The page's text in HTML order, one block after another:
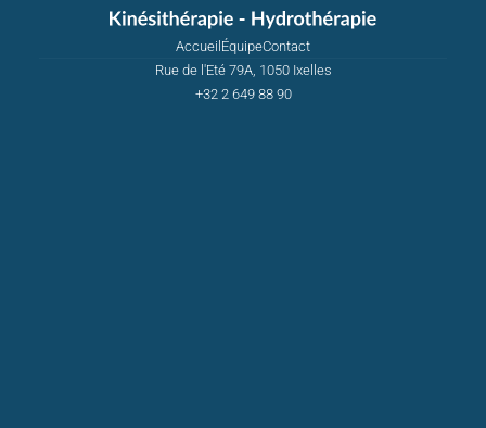
Accueil ÉquipeContact
Rue de l'Eté 79A, 1050 Ixelles
+32 2 649 88 90